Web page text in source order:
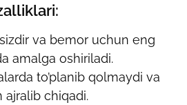
va bemor uchun eng
amalga oshiriladi.
to’planib qolmaydi va
ajralib chiqadi.